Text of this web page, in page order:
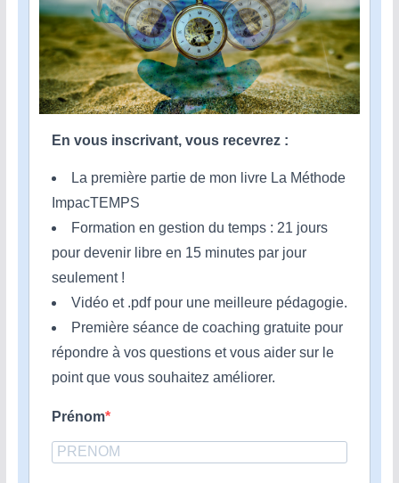
En vous inscrivant, vous recevrez :
La première partie de mon livre La Méthode
ImpacTEMPS
Formation en gestion du temps : 21 jours
pour devenir libre en 15 minutes par jour
seulement !
Vidéo et .pdf pour une meilleure pédagogie.
Première séance de coaching gratuite pour
répondre à vos questions et vous aider sur le
point que vous souhaitez améliorer.
Prénom